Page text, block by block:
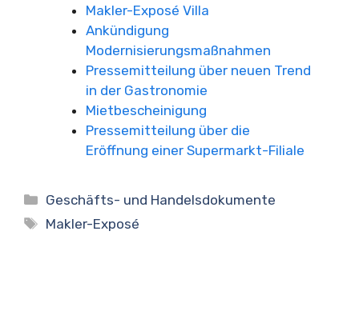
Makler-Exposé Villa
Ankündigung
Modernisierungsmaßnahmen
Pressemitteilung über neuen Trend
in der Gastronomie
Mietbescheinigung
Pressemitteilung über die
Eröffnung einer Supermarkt-Filiale
Kategorien
Geschäfts- und Handelsdokumente
Schlagwörter
Makler-Exposé